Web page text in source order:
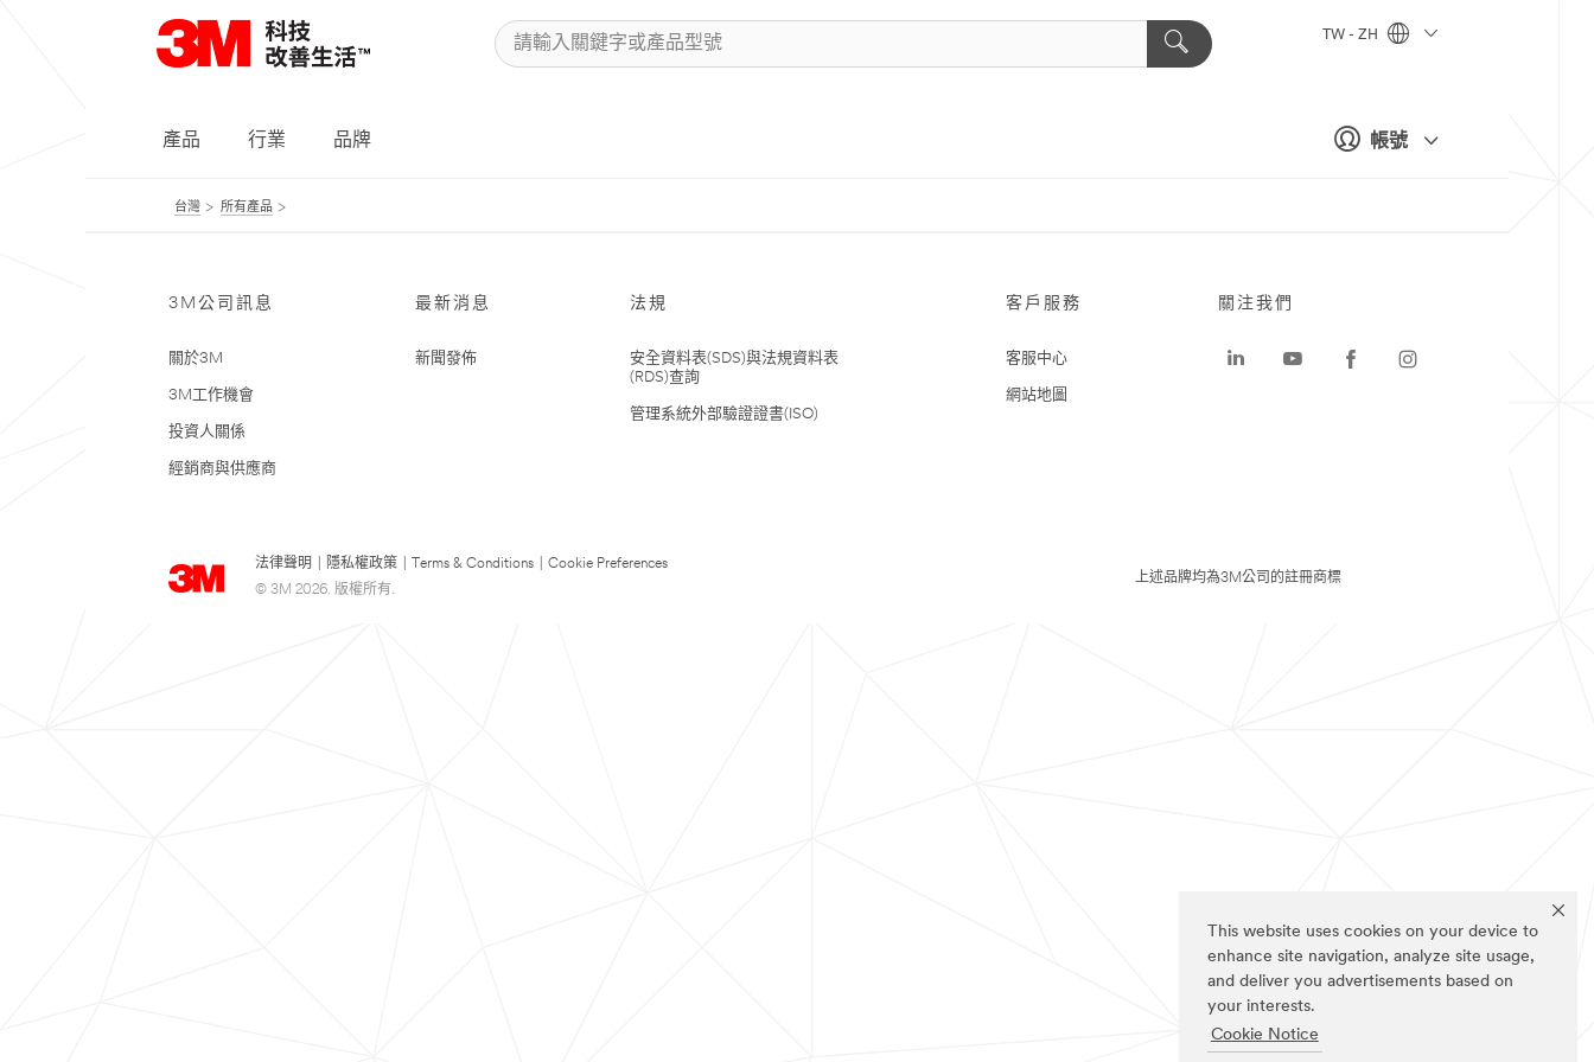
This website uses cookies on your device to
enhance site navigation, analyze site usage,
and deliver you advertisements based on
your interests.
Cookie Notice
帳號
TW - ZH
產品 行業 品牌
台灣 所有產品
3M公司訊息
關於3M
3M工作機會
投資人關係
經銷商與供應商
最新消息
新聞發佈
法規
安全資料表(SDS)與法規資料表
(RDS)查詢
管理系統外部驗證證書(ISO)
客戶服務
客服中心
網站地圖
法律聲明 隱私權政策 Terms & Conditions
Cookie Preferences
© 3M 2026. 版權所有.
關注我們
上述品牌均為3M公司的註冊商標